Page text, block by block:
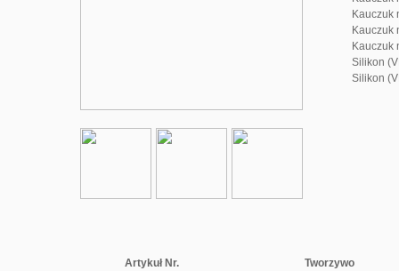
Kauczuk
Kauczuk
Kauczuk
Silikon
Silikon
Artykuł Nr. Tworzywo